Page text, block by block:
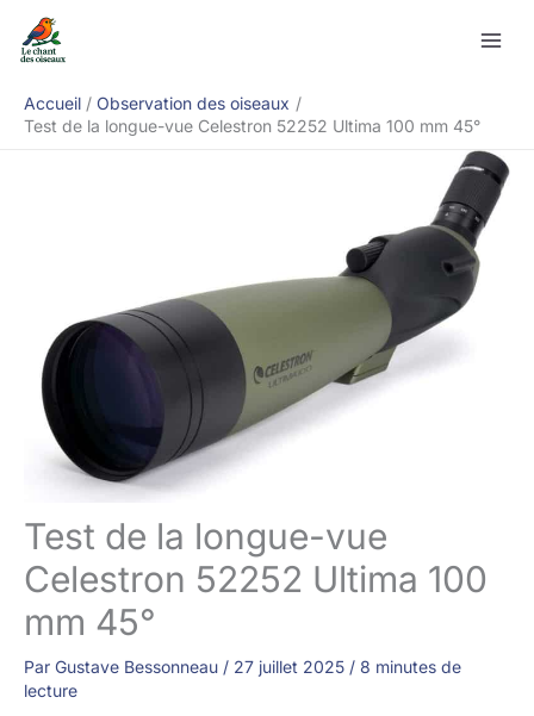
Accueil
Observation des oiseaux
Test de la longue-vue Celestron 52252 Ultima 100 mm 45°
Test de la longue-vue
Celestron 52252 Ultima 100
mm 45°
Par Gustave Bessonneau / 27 juillet 2025 / 8 minutes de
lecture
Rechercher